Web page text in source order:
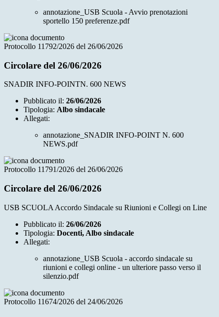
annotazione_USB Scuola - Avvio prenotazioni
sportello 150 preferenze.pdf
Protocollo 11792/2026 del 26/06/2026
Circolare del 26/06/2026
SNADIR INFO-POINTN. 600 NEWS
Pubblicato il: 26/06/2026
Tipologia: Albo sindacale
Allegati:
annotazione_SNADIR INFO-POINT N. 600
NEWS.pdf
Protocollo 11791/2026 del 26/06/2026
Circolare del 26/06/2026
USB SCUOLA Accordo Sindacale su Riunioni e Collegi on Line
Pubblicato il: 26/06/2026
Tipologia: Docenti, Albo sindacale
Allegati:
annotazione_USB Scuola - accordo sindacale su
riunioni e collegi online - un ulteriore passo verso il
silenzio.pdf
Protocollo 11674/2026 del 24/06/2026